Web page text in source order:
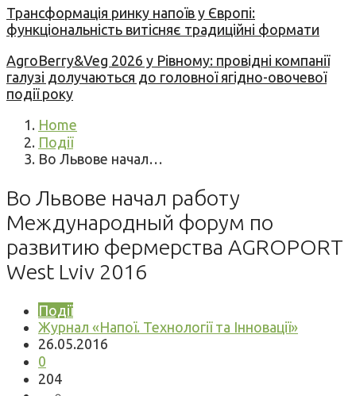
Трансформація ринку напоїв у Європі:
функціональність витісняє традиційні формати
AgroBerry&Veg 2026 у Рівному: провідні компанії
галузі долучаються до головної ягідно-овочевої
події року
Home
Події
Во Львове начал…
Во Львове начал работу
Международный форум по
развитию фермерства AGROPORT
West Lviv 2016
Події
Журнал «Напої. Технології та Інновації»
26.05.2016
0
204